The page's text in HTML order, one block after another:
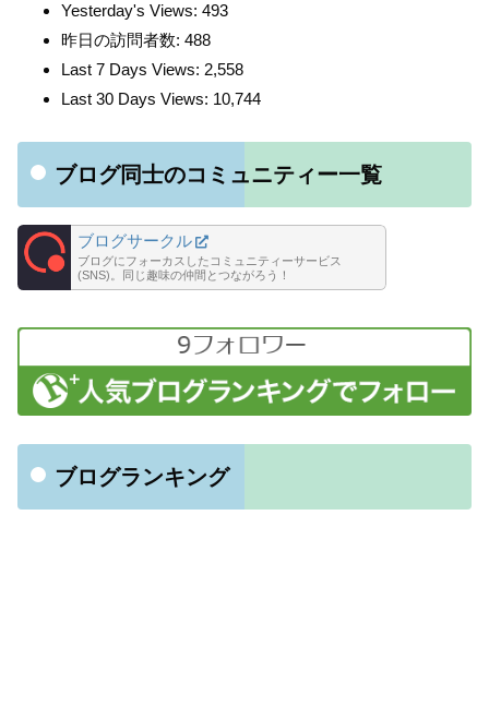
Yesterday's Views: 493
昨日の訪問者数: 488
Last 7 Days Views: 2,558
Last 30 Days Views: 10,744
ブログ同士のコミュニティー一覧
ブログサークル
ブログにフォーカスしたコミュニティーサービス
(SNS)。同じ趣味の仲間とつながろう！
ブログランキング